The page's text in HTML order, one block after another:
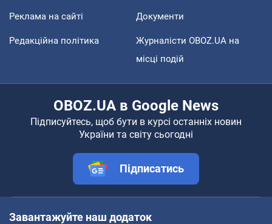
Реклама на сайті Документи
Редакційна політика
Журналісти OBOZ.UA на
місці подій
OBOZ.UA в Google News
Підписуйтесь, щоб бути в курсі останніх новин
України та світу сьогодні
Підписатись
Завантажуйте наш додаток